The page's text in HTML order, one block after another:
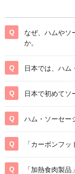
なぜ、ハムやソ
か。
日本では、ハム
日本で初めてソ
ハム・ソーセー
「カーボンフ
「加熱食肉製